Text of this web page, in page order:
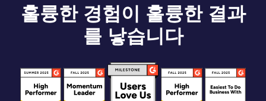
훌륭한 경험이 훌륭한 결과
를 낳습니다